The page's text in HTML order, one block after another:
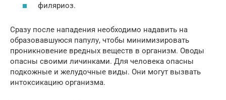
филяриоз.
Сразу после нападения необходимо надавить на
образовавшуюся папулу, чтобы минимизировать
проникновение вредных веществ в организм. Оводы
опасны своими личинками. Для человека опасны
подкожные и желудочные виды. Они могут вызвать
интоксикацию организма.